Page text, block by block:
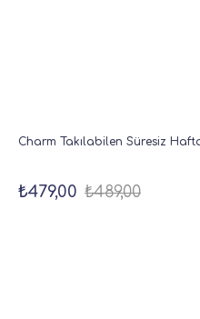
₺479,00 ₺489,00